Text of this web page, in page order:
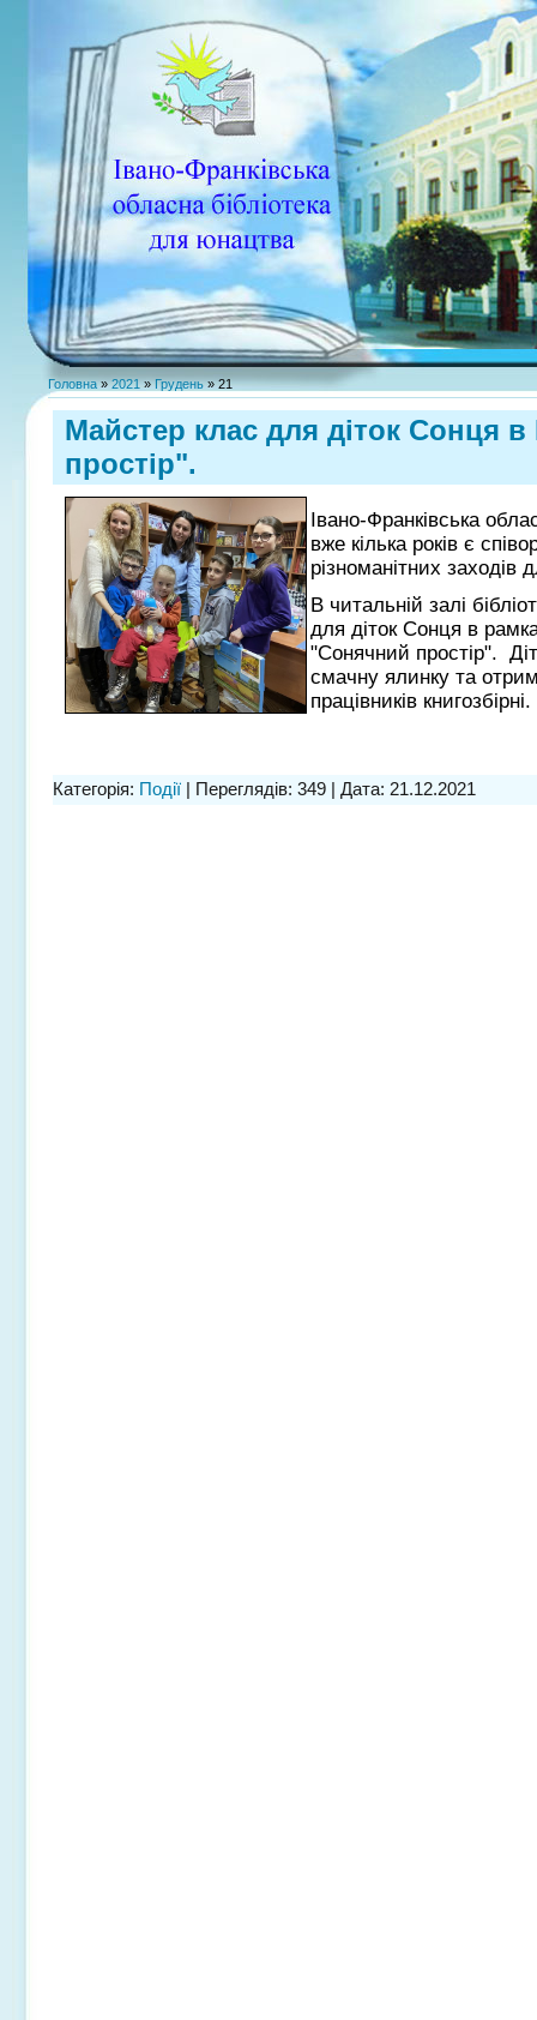
Головна»2021 » Грудень » 21
Майстер клас для діток Сонця
простір".
Івано-Франківська
вже кілька років є
різноманітних заходів
В читальній залі
для діток Сонця в
"Сонячний простір".
смачну ялинку та
працівників книгозбірні.
Категорія: Події | Переглядів: 349 | Дата: 21.12.2021